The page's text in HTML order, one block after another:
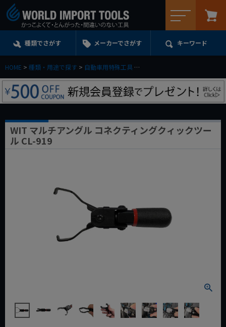
種類でさがす メーカーでさがす キーワード
HOME 種類・用途で探す 自動車用特殊工具
WIT マルチアングル コネクティングクィックツー
ル CL-919